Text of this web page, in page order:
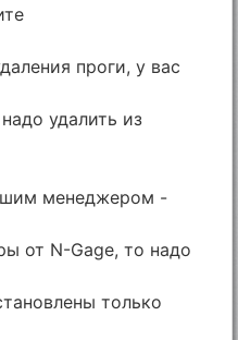
проги, у вас
удалить из
менеджером -
от N-Gage, то надо
только